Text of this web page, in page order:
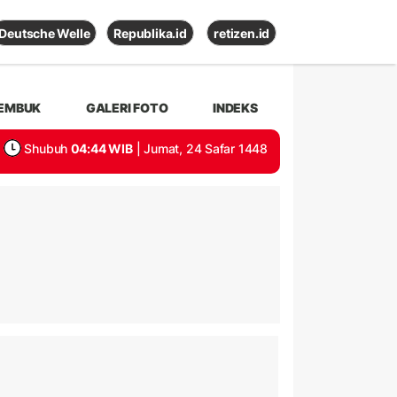
Deutsche Welle Republika.id retizen.id
GALERI FOTO INDEKS
Shubuh 04:44 WIB | Jumat, 24 Safar 1448